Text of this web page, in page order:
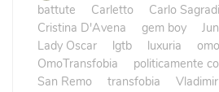
battute
Carletto
Carlo
Cristina D'Avena
gem boy
Lady Oscar
lgtb luxuria
OmoTransfobia
politicamente
San Remo
transfobia